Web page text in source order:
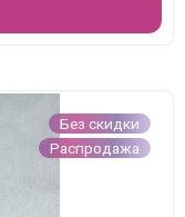
Без скидки
Распродажа